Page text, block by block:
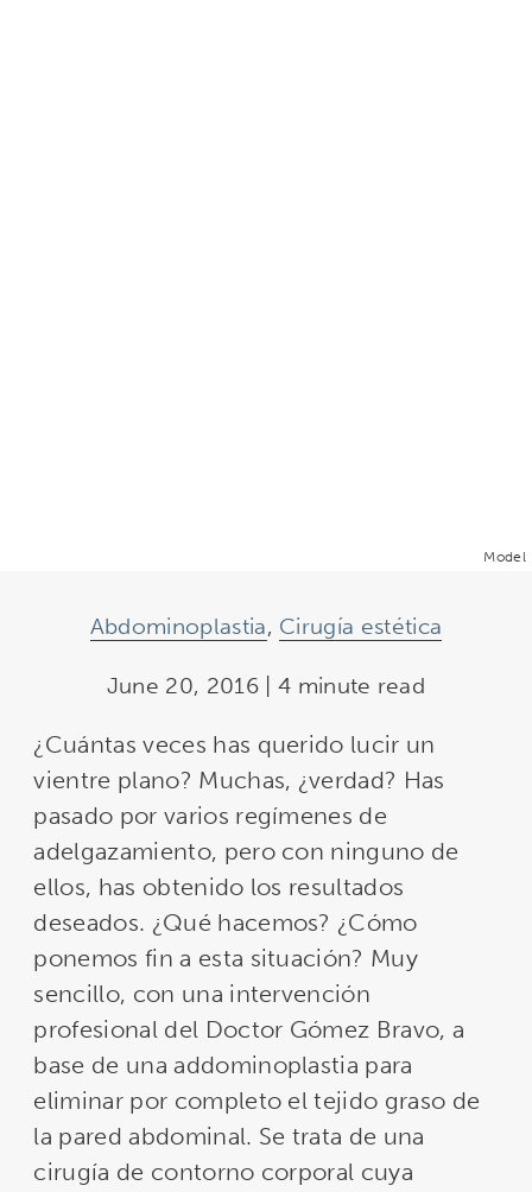
Model
Abdominoplastia, Cirugía estética
June 20, 2016 | 4 minute read
¿Cuántas veces has querido lucir un
vientre plano? Muchas, ¿verdad? Has
pasado por varios regímenes de
adelgazamiento, pero con ninguno de
ellos, has obtenido los resultados
deseados. ¿Qué hacemos? ¿Cómo
ponemos fin a esta situación? Muy
sencillo, con una intervención
profesional del Doctor Gómez Bravo, a
base de una addominoplastia para
eliminar por completo el tejido graso de
la pared abdominal. Se trata de una
cirugía de contorno corporal cuya